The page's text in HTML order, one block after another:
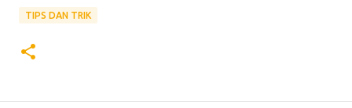
TIPS DAN TRIK